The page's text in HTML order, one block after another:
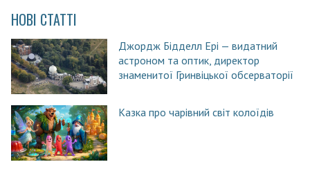
НОВІ СТАТТІ
Джордж Бідделл Ері — видатний
астроном та оптик, директор
знаменитої Гринвіцької обсерваторії
Казка про чарівний світ колоїдів